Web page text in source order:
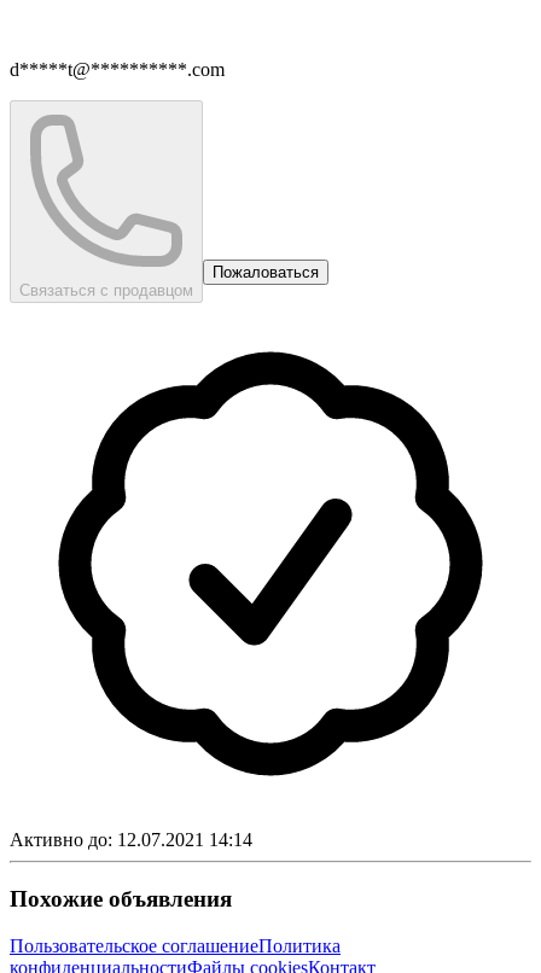
d*****t@**********.com
Связаться с продавцом
Пожаловаться
Активно до: 12.07.2021 14:14
Похожие объявления
Пользовательское соглашениеПолитика
конфиденциальностиФайлы cookiesКонтакт